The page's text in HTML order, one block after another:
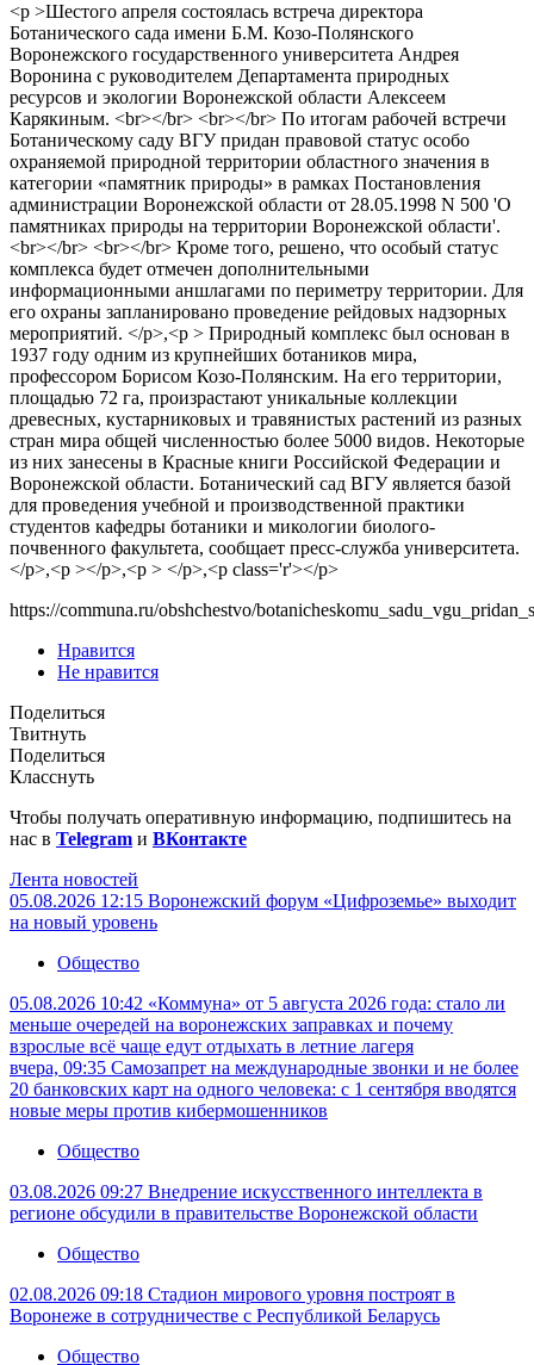
<p >Шестого апреля состоялась встреча директора
Ботанического сада имени Б.М. Козо-Полянского
Воронежского государственного университета Андрея
Воронина с руководителем Департамента природных
ресурсов и экологии Воронежской области Алексеем
Карякиным. <br></br> <br></br> По итогам рабочей встречи
Ботаническому саду ВГУ придан правовой статус особо
охраняемой природной территории областного значения в
категории «памятник природы» в рамках Постановления
администрации Воронежской области от 28.05.1998 N 500 'О
памятниках природы на территории Воронежской области'.
<br></br> <br></br> Кроме того, решено, что особый статус
комплекса будет отмечен дополнительными
информационными аншлагами по периметру территории. Для
его охраны запланировано проведение рейдовых надзорных
мероприятий. </p>,<p > Природный комплекс был основан в
1937 году одним из крупнейших ботаников мира,
профессором Борисом Козо-Полянским. На его территории,
площадью 72 га, произрастают уникальные коллекции
древесных, кустарниковых и травянистых растений из разных
стран мира общей численностью более 5000 видов. Некоторые
из них занесены в Красные книги Российской Федерации и
Воронежской области. Ботанический сад ВГУ является базой
для проведения учебной и производственной практики
студентов кафедры ботаники и микологии биолого-
почвенного факультета, сообщает пресс-служба университета.
</p>,<p ></p>,<p > </p>,<p class='r'></p>
https://communa.ru/obshchestvo/
Нравится
Не нравится
Поделиться
Твитнуть
Поделиться
Класснуть
Чтобы получать оперативную информацию, подпишитесь на
нас в Telegram и ВКонтакте
Лента новостей
05.08.2026 12:15 Воронежский форум «Цифроземье» выходит
на новый уровень
Общество
05.08.2026 10:42 «Коммуна» от 5 августа 2026 года: стало ли
меньше очередей на воронежских заправках и почему
взрослые всё чаще едут отдыхать в летние лагеря
вчера, 09:35 Самозапрет на международные звонки и не более
20 банковских карт на одного человека: с 1 сентября вводятся
новые меры против кибермошенников
Общество
03.08.2026 09:27 Внедрение искусственного интеллекта в
регионе обсудили в правительстве Воронежской области
Общество
02.08.2026 09:18 Стадион мирового уровня построят в
Воронеже в сотрудничестве с Республикой Беларусь
Общество